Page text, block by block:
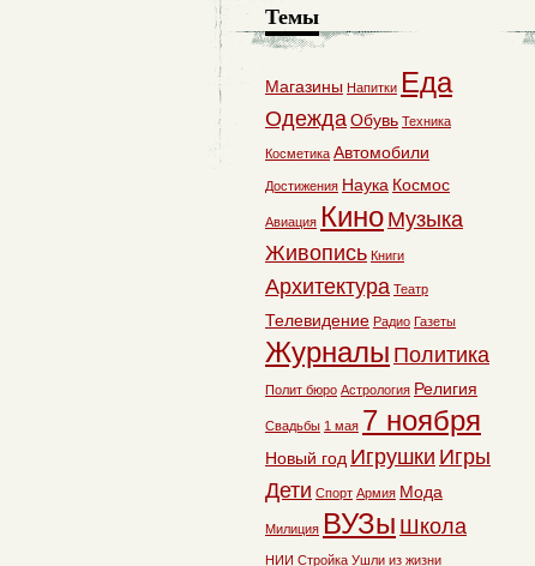
Темы
Магазины Напитки Еда
ОдеждаОбувь Техника
Косметика Автомобили
Достижения Наука Космос
Авиация Кино Музыка
Живопись Книги
Архитектура Театр
Телевидение Радио Газеты
Журналы Политика
Полит бюро Астрология Религия
Свадьбы 1 мая 7 ноября
Новый год Игрушки Игры
Дети Спорт Армия Мода
Милиция ВУЗы Школа
НИИ Стройка Ушли из жизни